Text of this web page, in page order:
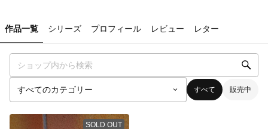
作品一覧 シリーズ プロフィール レビュー レター
すべて 販売中
SOLD OUT